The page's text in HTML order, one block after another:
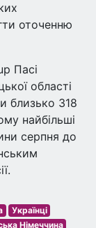
оточенню
Пасі
області
близько 318
найбільші
серпня до
Українці
Німеччина